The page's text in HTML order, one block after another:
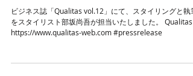
ビジネス誌「Qualitas vol.12」にて、スタイリングと執筆
をスタイリスト部坂尚吾が担当いたしました。 Qualitas
https://www.qualitas-web.com #pressrelease